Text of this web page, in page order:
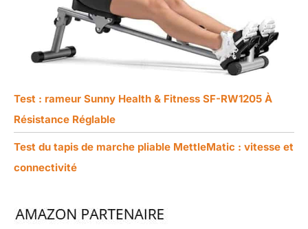
Test : rameur Sunny Health & Fitness SF-RW1205 À
Résistance Réglable
Test du tapis de marche pliable MettleMatic : vitesse et
connectivité